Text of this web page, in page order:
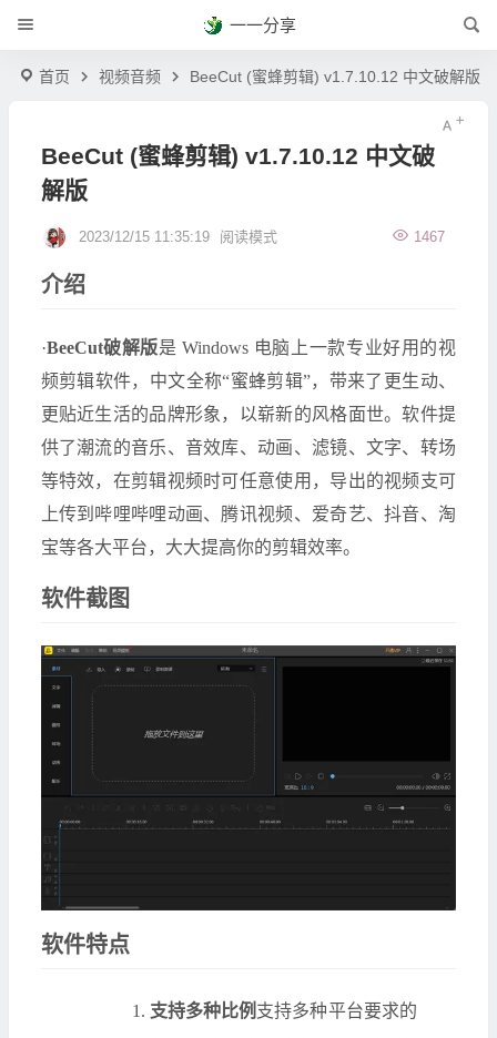
一一分享
首页 视频音频 BeeCut (蜜蜂剪辑) v1.7.10.12 中文破解版
BeeCut (蜜蜂剪辑) v1.7.10.12 中文破
解版
2023/12/15 11:35:19 1467
阅读模式
介绍
·BeeCut破解版是 Windows 电脑上一款专业好用的视
频剪辑软件，中文全称“蜜蜂剪辑”，带来了更生动、
更贴近生活的品牌形象，以崭新的风格面世。软件提
供了潮流的音乐、音效库、动画、滤镜、文字、转场
等特效，在剪辑视频时可任意使用，导出的视频支可
上传到哔哩哔哩动画、腾讯视频、爱奇艺、抖音、淘
宝等各大平台，大大提高你的剪辑效率。
软件截图
软件特点
支持多种比例 支持多种平台要求的